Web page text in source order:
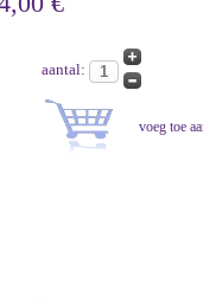
aantal: